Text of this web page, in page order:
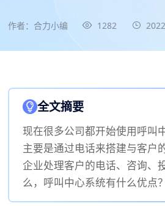
作者：合力小编 1282
全文摘要
现在很多公司都开始使用呼叫
主要是通过电话来搭建与客户
企业处理客户的电话、咨询、
么，呼叫中心系统有什么优点？